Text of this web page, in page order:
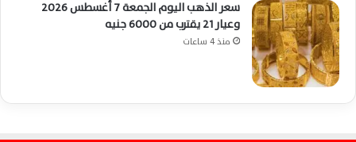
سعر الذهب اليوم الجمعة 7 أغسطس 2026
وعيار 21 يقترب من 6000 جنيه
منذ 4 ساعات